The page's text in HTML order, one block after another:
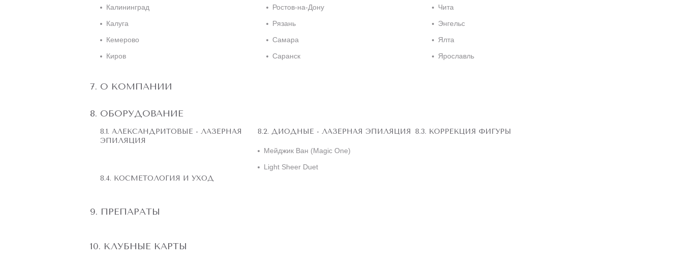
Калининград
Калуга
Кемерово
Киров
Ростов-на-Дону
Рязань
Самара
Саранск
Чита
Энгельс
Ялта
Ярославль
О КОМПАНИИ
ОБОРУДОВАНИЕ
АЛЕКСАНДРИТОВЫЕ - ЛАЗЕРНАЯ
ЭПИЛЯЦИЯ
ДИОДНЫЕ - ЛАЗЕРНАЯ ЭПИЛЯЦИЯ
Мейджик Ван (Magic One)
Light Sheer Duet
КОРРЕКЦИЯ ФИГУРЫ
КОСМЕТОЛОГИЯ И УХОД
ПРЕПАРАТЫ
КЛУБНЫЕ КАРТЫ